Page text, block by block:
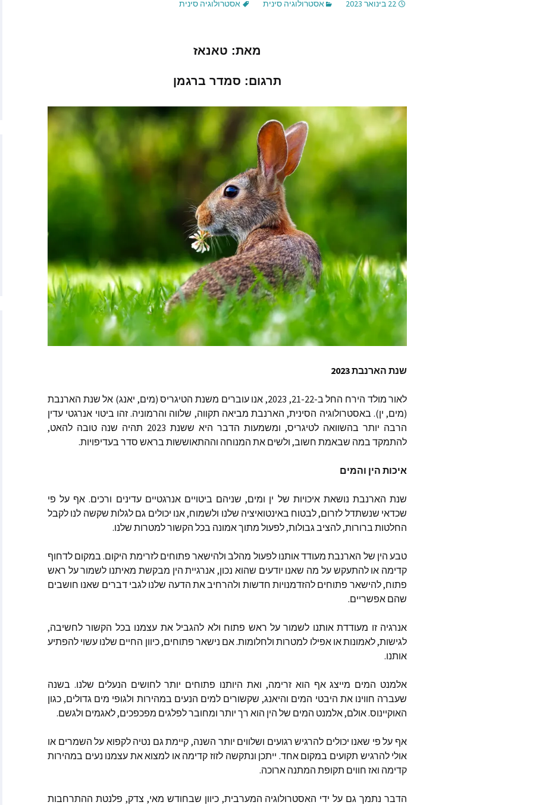
Empathplanet
סטיב ד׳לאנו גרסיה
ליה דיאן – נפש אוטיסטית
Mutual Reception
Astrology
כריסטינה לופז
אלת׳יאה לונה ומטאו סול
מאתר Lonerwolf
טאנאז מאתר Forever
Conscious
נעמה עציץ
רומי וייזר
ד״ר מריה האטני
דונה אשוורת׳
טהליה האנטר
דיאן קת׳רין מאתר
Empaths Empowered
ג׳ף בראון – הגיגים
קייט ספרקלי מאתר Spirit
Pathways
פינת המסרים הקצרים
ג’ון פאין
כותבים וכותבות שונים
שהתפרסמו בשנת 2025
22 בינואר 2023 אסטרולוגיה סינית אסטרולוגיה סינית
מאת: טאנאז
תרגום: סמדר ברגמן
שנת הארנבת
לאור מולד הירח החל ב-21-22, 2023, אנו עוברים משנת הטיגריס(מים, יאנג) אל שנת הארנבת
(מים, ין). באסטרולוגיה הסינית, הארנבת מביאה תקווה, שלווה והרמוניה.זהו ביטוי אנרגטי עדין
הרבה יותר בהשוואה לטיגריס, ומשמעות הדבר היא ששנת תהיה שנה טובה להאט,
להתמקד במה שבאמת חשוב, ולשים את המנוחה וההתאוששות בראש סדר בעדיפויות.
איכות הין והמים
שנת הארנבת נושאת איכויות של ין ומים, שניהם ביטויים אנרגטיים עדינים ורכים. אף על פי
שכדאי שנשתדל לזרום,לבטוח באינטואיציה שלנו ולשמוח,אנו יכולים גם לגלות שקשה לנו לקבל
החלטות ברורות,להציב גבולות,לפעול מתוךאמונה בכל הקשורלמטרות שלנו.
טבע הין של הארנבת מעודדאותנו לפעול מהלב ולהישאר פתוחים לזרימת היקום. במקום לדחוף
קדימה או להתעקש על מה שאנו יודעים שהוא נכון, אנרגיית הין מבקשת מאיתנו לשמורעל ראש
פתוח,להישאר פתוחים להזדמנויות חדשות ולהרחיבאת הדעה שלנו לגבי דברים שאנו חושבים
שהם אפשריים.
אנרגיה זו מעודדת אותנו לשמור על ראש פתוח ולא להגביל את עצמנו בכל הקשור לחשיבה,
לגישות,לאמונותאו אפילו למטרות ולחלומות.אם נישאר פתוחים,כיוון החיים שלנו עשוי להפתיע
אותנו.
אלמנט המים מייצג אף הוא זרימה, ואת היותנו פתוחים יותר לחושים הנעלים שלנו. בשנה
שעברה חווינו את היבטי המים והיאנג, שקשורים למים הנעים במהירות ולגופי מים גדולים, כגון
האוקיינוס.אולם,אלמנט המים של הין הוא רך יותר ומחוברלפלגים מפכפכים,לאגמים ולגשם.
אף על פי שאנו יכולים להרגיש רגועים ושלווים יותר השנה, קיימת גם נטיה לקפוא על השמרים או
אולי להרגיש תקועים במקום אחד. ייתכן ונתקשה לזוז קדימה או למצואאת עצמנו נעים במהירות
קדימה ואז חווים תקופת המתנה ארוכה.
הדבר נתמך גם על ידי האסטרולוגיה המערבית,כיוון שבחודש מאי, צדק, פלנטת ההתרחבות